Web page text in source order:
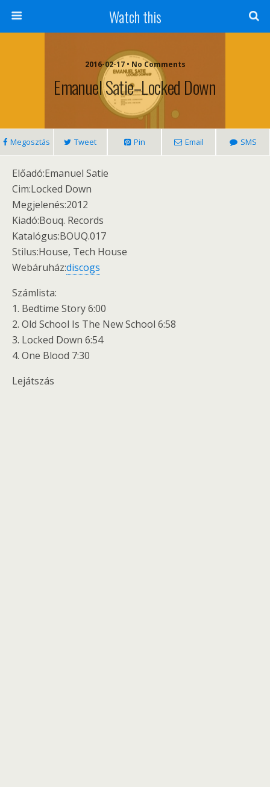
Watch this
2016-02-17 • No Comments
Emanuel Satie–Locked Down
Megosztás Tweet Pin Email SMS
Előadó:Emanuel Satie
Cim:Locked Down
Megjelenés:2012
Kiadó:Bouq. Records
Katalógus:BOUQ.017
Stilus:House, Tech House
Webáruház:discogs
Számlista:
1. Bedtime Story 6:00
2. Old School Is The New School 6:58
3. Locked Down 6:54
4. One Blood 7:30
Lejátszás